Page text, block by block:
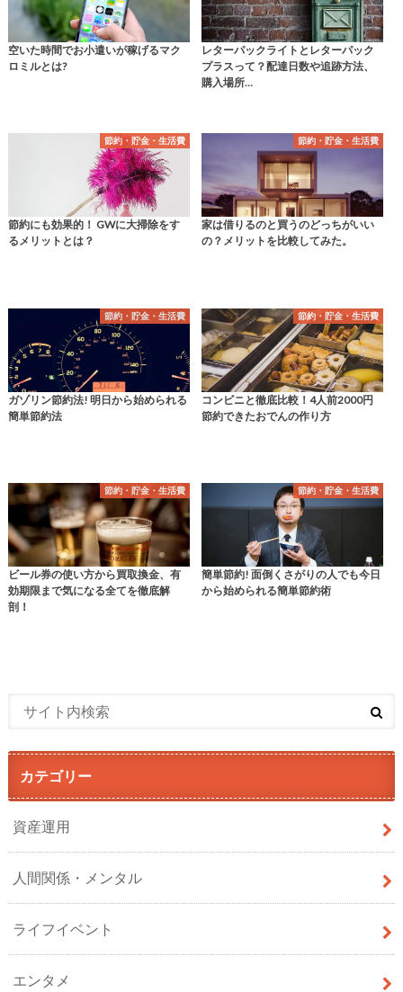
空いた時間でお小遣いが稼げるマク
ロミルとは?
レターパックライトとレターパック
プラスって？配達日数や追跡方法、
購入場所…
節約・貯金・生活費
節約にも効果的！ GWに大掃除をす
るメリットとは？
節約・貯金・生活費
家は借りるのと買うのどっちがいい
の？メリットを比較してみた。
節約・貯金・生活費
ガゾリン節約法! 明日から始められる
簡単節約法
節約・貯金・生活費
コンビニと徹底比較！4人前2000円
節約できたおでんの作り方
節約・貯金・生活費
ビール券の使い方から買取換金、有
効期限まで気になる全てを徹底解
剖！
節約・貯金・生活費
簡単節約! 面倒くさがりの人でも今日
から始められる簡単節約術
カテゴリー
資産運用
人間関係・メンタル
ライフイベント
エンタメ